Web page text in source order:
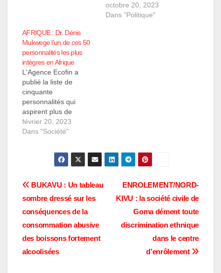
convives sa
candidature à la
octobre 20, 2023
Dans "Politique"
AFRIQUE : Dr. Dénis
Mukwege l’un de ces 50
personnalités les plus
intègres en Afrique
L'Agence Ecofin a
publié la liste de
cinquante
personnalités qui
aspirent plus de
confiance sur le
continent Africain. Ces
désignées par les
lecteurs de cette
au 2 février 2023. Avec
observons plusieurs
têtes et leaders
africains dans les
différents…
février 20, 2023
Dans "Société"
Navigation
de
l’article
ENROLEMENT/NORD-
KIVU : la société civile de
Goma dément toute
discrimination ethnique
dans le centre
d’enrôlement
BUKAVU : Un tableau
sombre dressé sur les
conséquences de la
consommation abusive
des boissons fortement
alcoolisées